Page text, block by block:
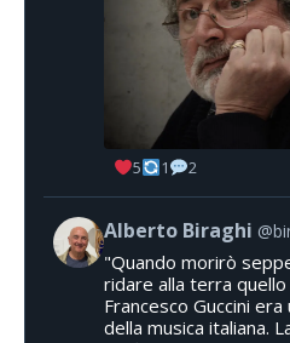
5 1 2
Alberto Biraghi
"Quando morirò
ridare alla terra
Francesco Guccini
della musica italiana.